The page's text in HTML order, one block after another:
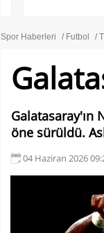
Spor Haberleri Futbol
Galatasaray'ın
öne sürüldü.
04 Haziran 2026